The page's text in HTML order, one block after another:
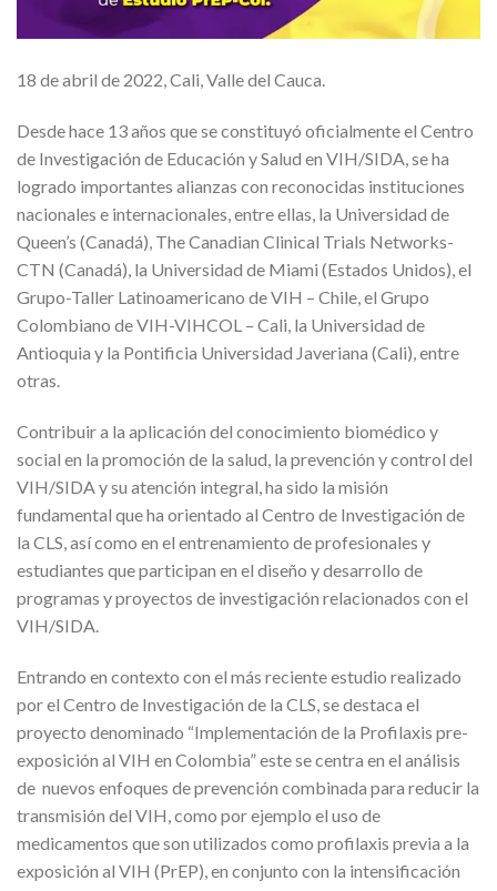
18 de abril de 2022, Cali, Valle del Cauca.
Desde hace 13 años que se constituyó oficialmente el Centro
de Investigación de Educación y Salud en VIH/SIDA, se ha
logrado importantes alianzas con reconocidas instituciones
nacionales e internacionales, entre ellas, la Universidad de
Queen’s (Canadá), The Canadian Clinical Trials Networks-
CTN (Canadá), la Universidad de Miami (Estados Unidos), el
Grupo-Taller Latinoamericano de VIH – Chile, el Grupo
Colombiano de VIH-VIHCOL – Cali, la Universidad de
Antioquia y la Pontificia Universidad Javeriana (Cali), entre
otras.
Contribuir a la aplicación del conocimiento biomédico y
social en la promoción de la salud, la prevención y control del
VIH/SIDA y su atención integral, ha sido la misión
fundamental que ha orientado al Centro de Investigación de
la CLS, así como en el entrenamiento de profesionales y
estudiantes que participan en el diseño y desarrollo de
programas y proyectos de investigación relacionados con el
VIH/SIDA.
Entrando en contexto con el más reciente estudio realizado
por el Centro de Investigación de la CLS, se destaca el
proyecto denominado “Implementación de la Profilaxis pre-
exposición al VIH en Colombia” este se centra en el análisis
de nuevos enfoques de prevención combinada para reducir la
transmisión del VIH, como por ejemplo el uso de
medicamentos que son utilizados como profilaxis previa a la
exposición al VIH (PrEP), en conjunto con la intensificación